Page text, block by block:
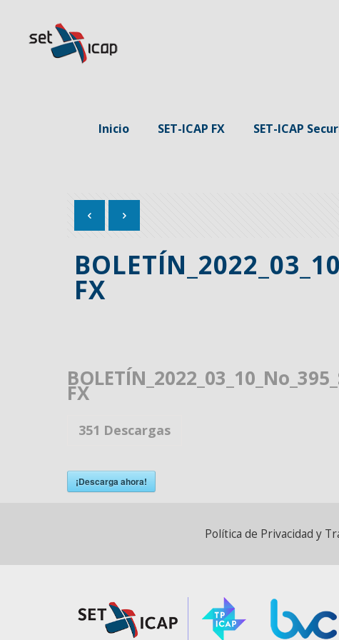
Inicio SET-ICAP FX SET-ICAP
FX
FX
351 Descargas
¡Descarga ahora!
Política de Privacidad y